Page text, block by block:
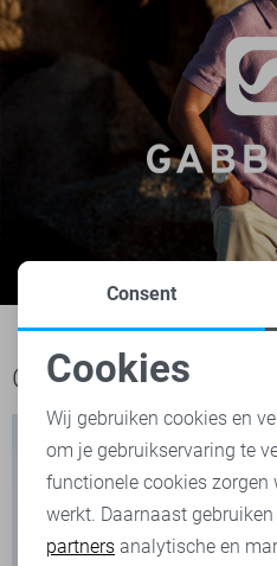
Ook het bekijken
Noodzakelijke cookies
Personalisatie cookies
Analytische cookies
Consent
Cookies
Wij gebruiken cookies en
om je gebruikservaring te
functionele cookies zorgen
werkt. Daarnaast
partners analytische en